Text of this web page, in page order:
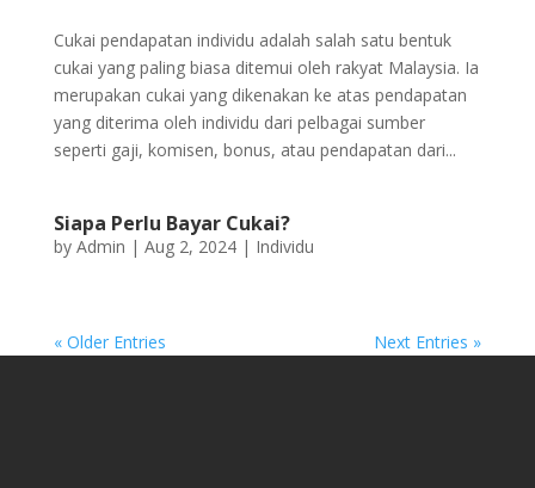
Cukai pendapatan individu adalah salah satu bentuk
cukai yang paling biasa ditemui oleh rakyat Malaysia. Ia
merupakan cukai yang dikenakan ke atas pendapatan
yang diterima oleh individu dari pelbagai sumber
seperti gaji, komisen, bonus, atau pendapatan dari...
Siapa Perlu Bayar Cukai?
by Admin | Aug 2, 2024| Individu
« Older Entries Next Entries »